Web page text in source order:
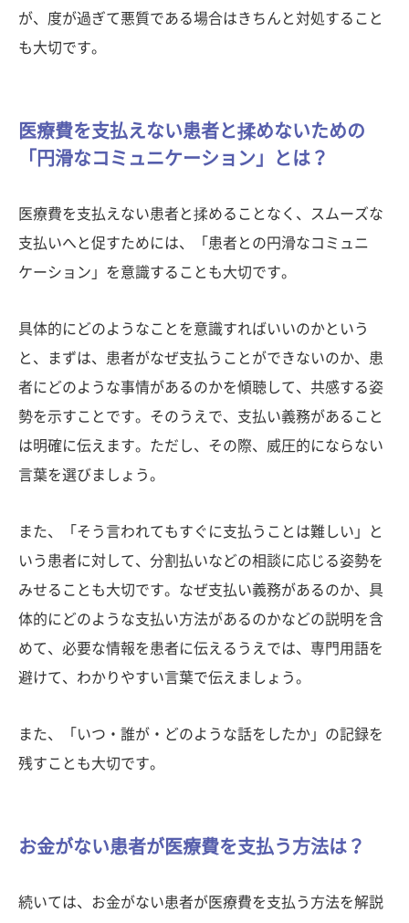
が、度が過ぎて悪質である場合はきちんと対処すること
も大切です。
医療費を支払えない患者と揉めないための
「円滑なコミュニケーション」とは？
医療費を支払えない患者と揉めることなく、スムーズな
支払いへと促すためには、「患者との円滑なコミュニ
ケーション」を意識することも大切です。
具体的にどのようなことを意識すればいいのかという
と、まずは、患者がなぜ支払うことができないのか、患
者にどのような事情があるのかを傾聴して、共感する姿
勢を示すことです。そのうえで、支払い義務があること
は明確に伝えます。ただし、その際、威圧的にならない
言葉を選びましょう。
また、「そう言われてもすぐに支払うことは難しい」と
いう患者に対して、分割払いなどの相談に応じる姿勢を
みせることも大切です。なぜ支払い義務があるのか、具
体的にどのような支払い方法があるのかなどの説明を含
めて、必要な情報を患者に伝えるうえでは、専門用語を
避けて、わかりやすい言葉で伝えましょう。
また、「いつ・誰が・どのような話をしたか」の記録を
残すことも大切です。
お金がない患者が医療費を支払う方法は？
続いては、お金がない患者が医療費を支払う方法を解説